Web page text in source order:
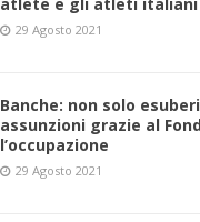
29 Agosto 2021
Banche: non solo
assunzioni grazie al
l’occupazione
29 Agosto 2021